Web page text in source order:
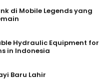
di Mobile Legends yang
Hydraulic Equipment for
in Indonesia
Baru Lahir